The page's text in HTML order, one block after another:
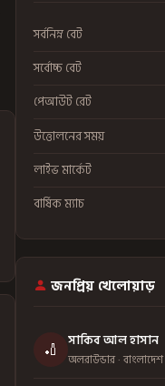
সর্বনিম্ন বেট
সর্বোচ্চ বেট
পেআউট রেট
উত্তোলনের সময়
লাইভ মার্কেট
বার্ষিক ম্যাচ
জনপ্রিয় খেলোয়াড়
🏏 সাকিব আল হাসান
অলরাউন্ডার · বাংলাদেশ